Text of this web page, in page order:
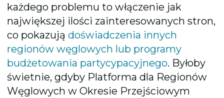
każdego problemu to włączenie jak
największej ilości zainteresowanych stron,
co pokazujądoświadczenia innych
regionów węglowych lub programy
budżetowania partycypacyjnego. Byłoby
świetnie, gdyby Platforma dla Regionów
Węglowych w Okresie Przejściowym